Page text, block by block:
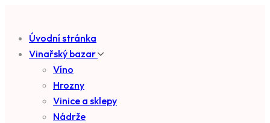
Úvodní stránka
Vinařský bazar
Víno
Hrozny
Vinice a sklepy
Nádrže